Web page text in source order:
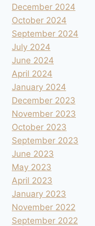
December 2024
October 2024
September 2024
July 2024
June 2024
April 2024
January 2024
December 2023
November 2023
October 2023
September 2023
June 2023
May 2023
April 2023
January 2023
November 2022
September 2022